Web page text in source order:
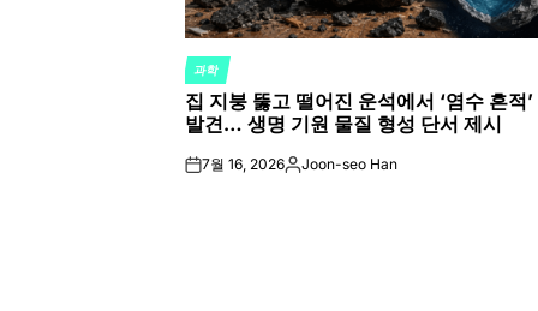
POSTED
IN
과학
집 지붕 뚫고 떨어진 운석에서 ‘염수 흔적’
발견… 생명 기원 물질 형성 단서 제시
on7월 16, 2026Posted
Joon-seo Han